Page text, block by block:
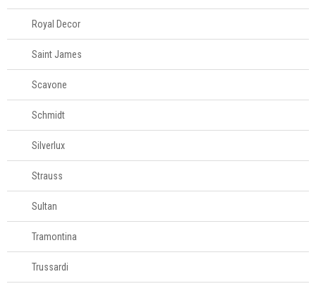
Royal Decor
Saint James
Scavone
Schmidt
Silverlux
Strauss
Sultan
Tramontina
Trussardi